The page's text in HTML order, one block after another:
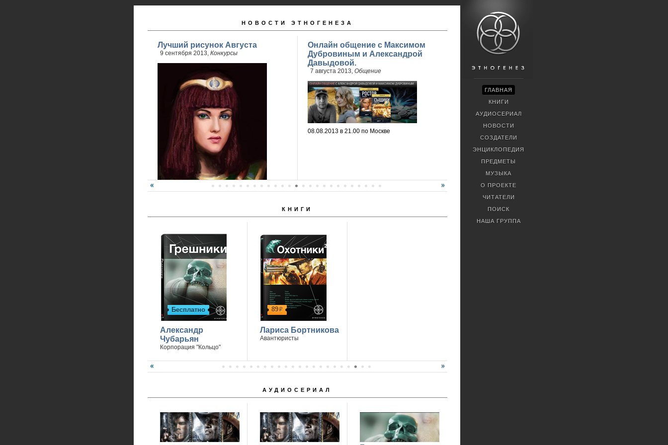
НОВОСТИ ЭТНОГЕНЕЗА
Лучший рисунок Августа
9 сентября 2013, Конкурсы
Победитель - Анна Ремез
Онлайн общение с Максимом
Дубровиным и Александрой
Давыдовой.
7 августа 2013, Общение
08.08.2013 в 21.00 по Москве
КНИГИ
Бесплатно
Александр
Чубарьян
Корпорация "Кольцо"
89р
Лариса Бортникова
Авантюристы
АУДИОСЕРИАЛ
ГЛАВНАЯ
КНИГИ
АУДИОСЕРИАЛ
НОВОСТИ
СОЗДАТЕЛИ
ЭНЦИКЛОПЕДИЯ
ПРЕДМЕТЫ
МУЗЫКА
О ПРОЕКТЕ
ЧИТАТЕЛИ
ПОИСК
НАША ГРУППА